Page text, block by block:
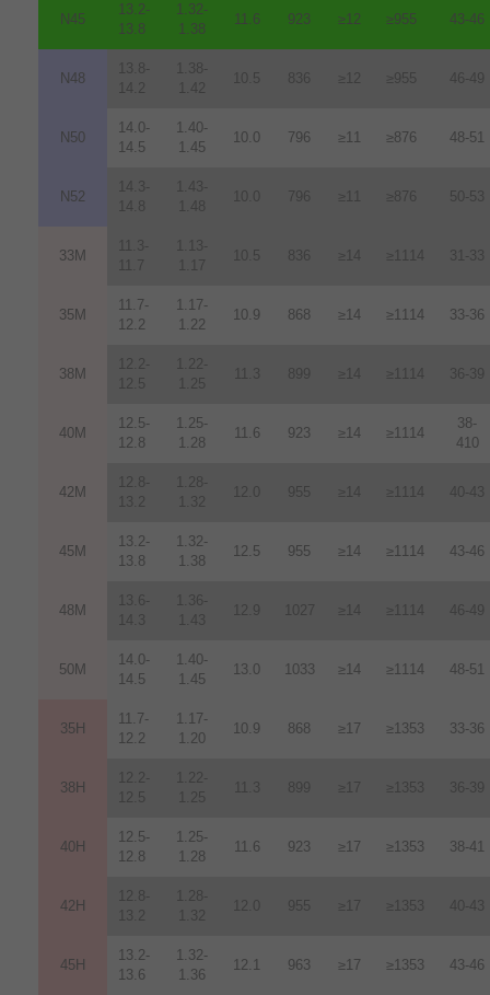
N45
13.2-
13.8
1.32-
1.38
11.6 923 ≥12 ≥955 43-46
N48
13.8-
14.2
1.38-
1.42
10.5 836 ≥12 ≥955 46-49
N50
14.0-
14.5
1.40-
1.45
10.0 796 ≥11 ≥876 48-51
N52
14.3-
14.8
1.43-
1.48
10.0 796 ≥11 ≥876 50-53
33M
11.3-
11.7
1.13-
1.17
10.5 836 ≥14 ≥1114 31-33
35M
11.7-
12.2
1.17-
1.22
10.9 868 ≥14 ≥1114 33-36
38M
12.2-
12.5
1.22-
1.25
11.3 899 ≥14 ≥1114 36-39
40M
12.5-
12.8
1.25-
1.28
11.6 923 ≥14 ≥1114
38-
410
42M
12.8-
13.2
1.28-
1.32
12.0 955 ≥14 ≥1114 40-43
45M
13.2-
13.8
1.32-
1.38
12.5 955 ≥14 ≥1114 43-46
48M
13.6-
14.3
1.36-
1.43
12.9 1027 ≥14 ≥1114 46-49
50M
14.0-
14.5
1.40-
1.45
13.0 1033 ≥14 ≥1114 48-51
35H
11.7-
12.2
1.17-
1.20
10.9 868 ≥17 ≥1353 33-36
38H
12.2-
12.5
1.22-
1.25
11.3 899 ≥17 ≥1353 36-39
40H
12.5-
12.8
1.25-
1.28
11.6 923 ≥17 ≥1353 38-41
42H
12.8-
13.2
1.28-
1.32
12 0 955 ≥17 ≥1353 40-43
45H
13.2-
13.6
1.32-
1.36
12.1 963 ≥17 ≥1353 43-46